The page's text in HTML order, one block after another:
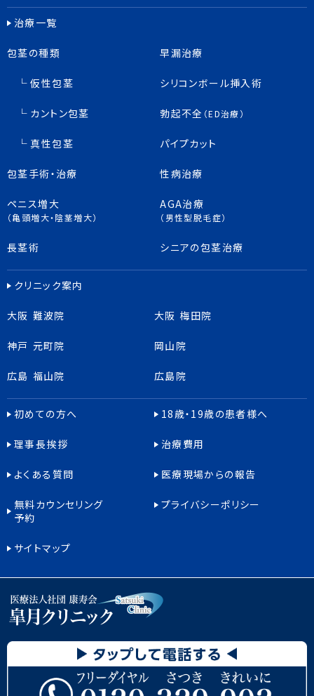
治療一覧
包茎の種類
仮性包茎
カントン包茎
真性包茎
包茎手術・治療
ペニス増大
（亀頭増大・陰茎増大）
長茎術
早漏治療
シリコンボール挿入術
勃起不全 （ED治療）
パイプカット
性病治療
AGA治療
（男性型脱毛症）
シニアの包茎治療
クリニック案内
大阪 難波院 大阪 梅田院
神戸 元町院 岡山院
広島 福山院 広島院
初めての方へ 18歳・19歳の患者様へ
理事長挨拶 治療費用
よくある質問 医療現場からの報告
無料カウンセリング
予約
プライバシーポリシー
サイトマップ